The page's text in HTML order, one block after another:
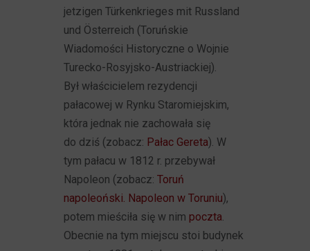
jetzigen Türkenkrieges mit Russland
und Österreich (Toruńskie
Wiadomości Historyczne o Wojnie
Turecko-Rosyjsko-Austriackiej).
Był właścicielem rezydencji
pałacowej w Rynku Staromiejskim,
która jednak nie zachowała się
do dziś (zobacz: Pałac Gereta). W
tym pałacu w 1812 r. przebywał
Napoleon (zobacz:Toruń
napoleoński. Napoleon w Toruniu),
potem mieściła się w nim poczta.
Obecnie na tym miejscu stoi budynek